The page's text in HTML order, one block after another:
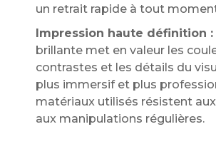
un retrait rapide à tout
Impression haute définition :
brillante met en valeur les
contrastes et les détails du
plus immersif et plus
matériaux utilisés résistent
aux manipulations régulières.